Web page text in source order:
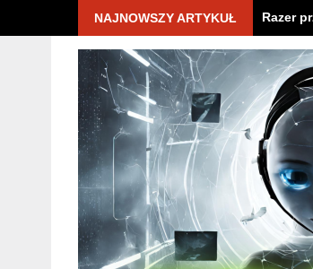
NAJNOWSZY ARTYKUŁ Razer